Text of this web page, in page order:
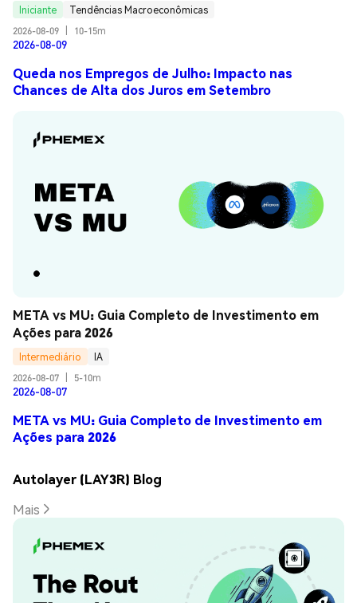
Iniciante
Tendências Macroeconômicas
2026-08-09
10-15m
2026-08-09
Queda nos Empregos de Julho: Impacto nas
Chances de Alta dos Juros em Setembro
META vs MU: Guia Completo de Investimento em
Ações para 2026
Intermediário
IA
2026-08-07
5-10m
2026-08-07
META vs MU: Guia Completo de Investimento em
Ações para 2026
Autolayer (LAY3R) Blog
Mais